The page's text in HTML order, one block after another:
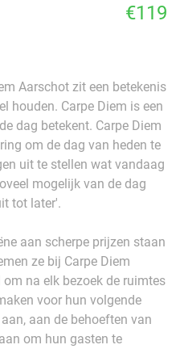
€119
Aarschot zit een betekenis
houden. Carpe Diem is een
dag betekent. Carpe Diem
om de dag van heden te
uit te stellen wat vandaag
mogelijk van de dag
tot later'.
aan scherpe prijzen staan
ze bij Carpe Diem
na elk bezoek de ruimtes
voor hun volgende
aan de behoeften van
om hun gasten te